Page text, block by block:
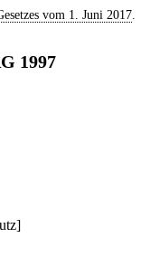
vom 1. Juni 2017.
1997
]